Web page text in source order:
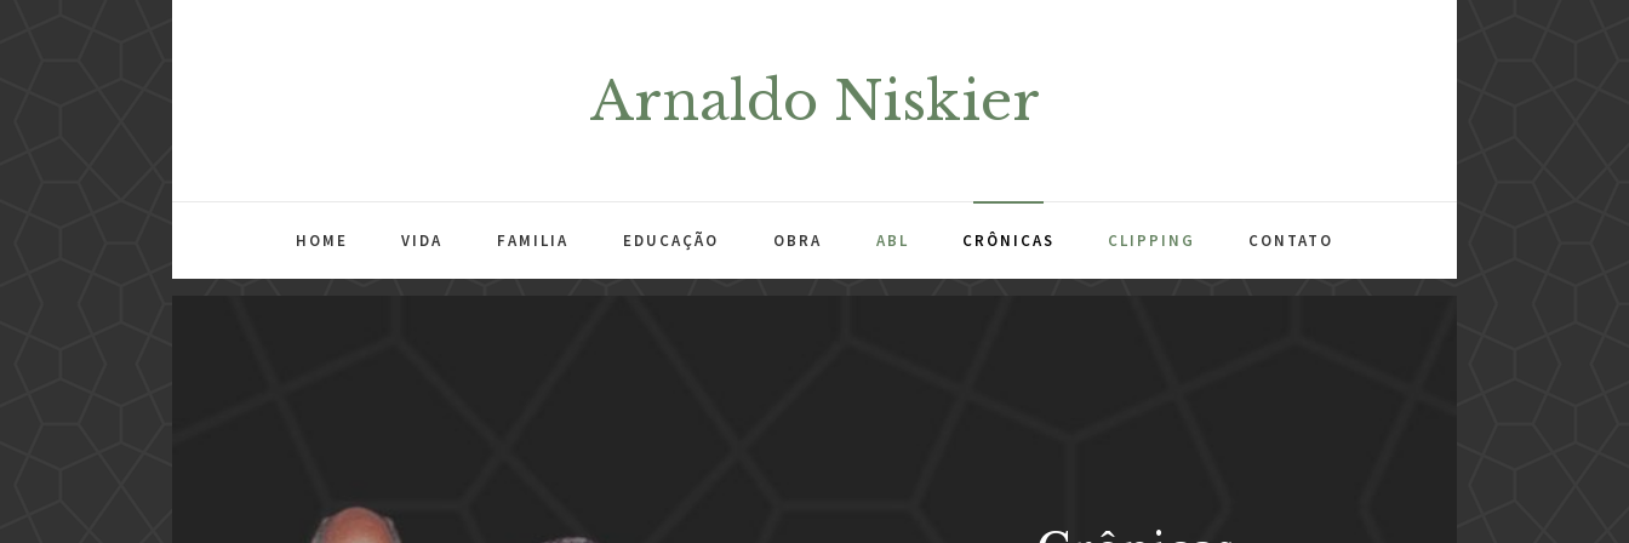
Arnaldo Niskier
HOME VIDA FAMILIA EDUCAÇÃO OBRA ABL CRÔNICAS CLIPPING CONTATO